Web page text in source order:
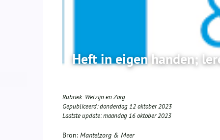
Heft in eigen handen;
Rubriek:Welzijn en Zorg
Gepubliceerd:donderdag 12 oktober 2023
Laatste update:maandag 16 oktober 2023
Bron: Mantelzorg & Meer